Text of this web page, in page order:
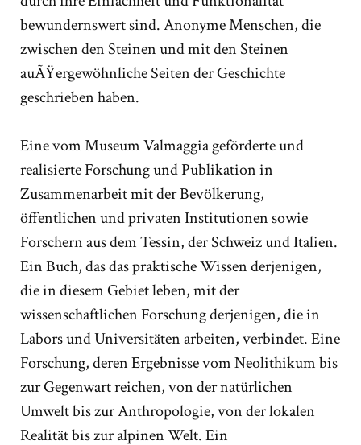
bewundernswert sind. Anonyme Menschen, die
zwischen den Steinen und mit den Steinen
auÃŸergewöhnliche Seiten der Geschichte
geschrieben haben.
Eine vom Museum Valmaggia geförderte und
realisierte Forschung und Publikation in
Zusammenarbeit mit der Bevölkerung,
öffentlichen und privaten Institutionen sowie
Forschern aus dem Tessin, der Schweiz und Italien.
Ein Buch, das das praktische Wissen derjenigen,
die in diesem Gebiet leben, mit der
wissenschaftlichen Forschung derjenigen, die in
Labors und Universitäten arbeiten, verbindet. Eine
Forschung, deren Ergebnisse vom Neolithikum bis
zur Gegenwart reichen, von der natürlichen
Umwelt bis zur Anthropologie, von der lokalen
Realität bis zur alpinen Welt. Ein